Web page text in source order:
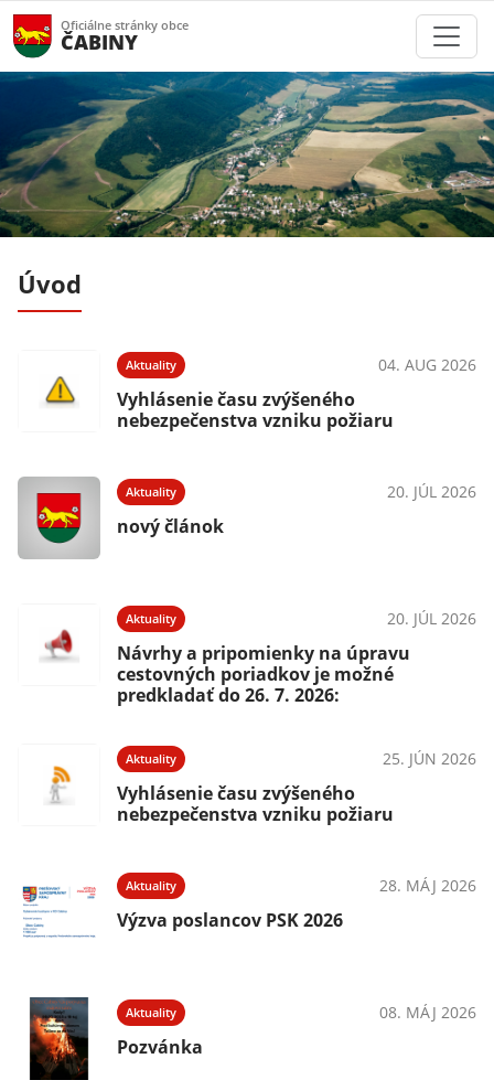
Oficiálne stránky obce
ČABINY
Úvod
Aktuality 04. AUG 2026
Vyhlásenie času zvýšeného
nebezpečenstva vzniku požiaru
Aktuality 20. JÚL 2026
nový článok
Aktuality 20. JÚL 2026
Návrhy a pripomienky na úpravu
cestovných poriadkov je možné
predkladať do 26. 7. 2026:
Aktuality 25. JÚN 2026
Vyhlásenie času zvýšeného
nebezpečenstva vzniku požiaru
Aktuality 28. MÁJ 2026
Výzva poslancov PSK 2026
Aktuality 08. MÁJ 2026
Pozvánka